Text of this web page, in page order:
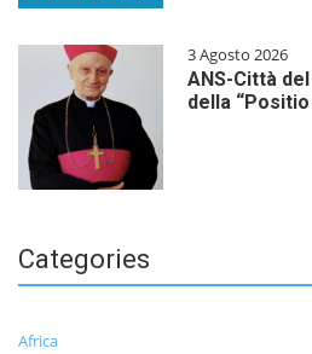
3 Agosto 2026
ANS-Città
della
Categories
Africa